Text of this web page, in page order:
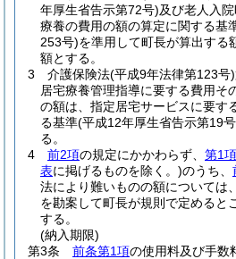
年厚生省告示第72号)及び老人入
療養の費用の額の算定に関する基
253号)を準用して町長が算出する
額とする。
3
介護保険法(平成9年法律第123号)
居宅療養管理指導に要する費用そ
の額は、指定居宅サービスに要す
る基準(平成12年厚生省告示第19
る。
4
前2項の規定にかかわらず、 第1項
表に掲げるものを除く。)のうち、
法により難いものの額については
を勘案して町長が規則で定めると
する。
(納入期限)
第3条
前条第1項の使用料及び手数